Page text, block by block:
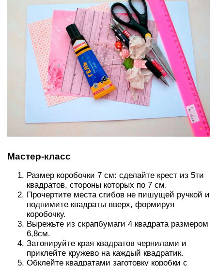
Мастер-класс
Размер коробочки 7 см: сделайте крест из 5ти
квадратов, стороны которых по 7 см.
Прочертите места сгибов не пишущей ручкой и
поднимите квадраты вверх, формируя
коробочку.
Вырежьте из скрапбумаги 4 квадрата размером
6,8см.
Затонируйте края квадратов чернилами и
приклейте кружево на каждый квадратик.
Обклейте квадратами заготовку коробки с